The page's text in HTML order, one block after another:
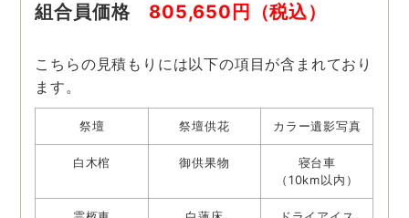
組合員価格 805,650円（税込）
こちらの見積もりには以下の項目が含まれており
ます。
祭壇 祭壇供花 カラー遺影写真
白木棺 御供果物
寝台車
（10km以内）